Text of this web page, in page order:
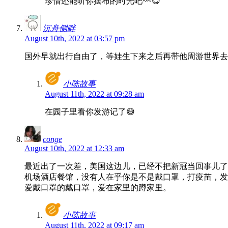
沉舟侧畔
August 10th, 2022 at 03:57 pm
国外早就出行自由了，等娃生下来之后再带他周游世界去
小陈故事
August 11th, 2022 at 09:28 am
在园子里看你发游记了😅
conge
August 10th, 2022 at 12:33 am
最近出了一次差，美国这边儿，已经不把新冠当回事儿了
机场酒店餐馆，没有人在乎你是不是戴口罩，打疫苗，发
爱戴口罩的戴口罩，爱在家里的蹲家里。
小陈故事
August 11th, 2022 at 09:17 am